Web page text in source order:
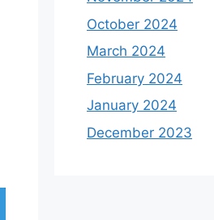
October 2024
March 2024
February 2024
January 2024
December 2023